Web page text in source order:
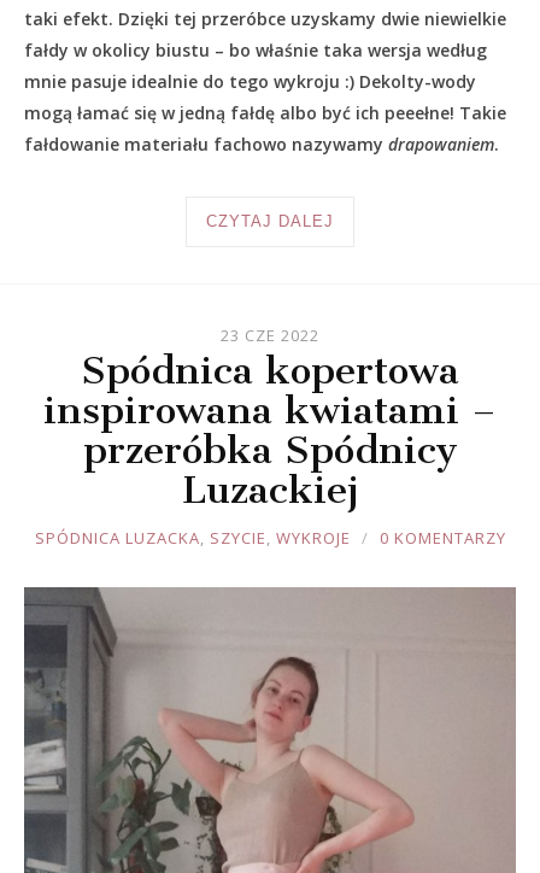
taki efekt. Dzięki tej przeróbce uzyskamy dwie niewielkie
fałdy w okolicy biustu – bo właśnie taka wersja według
mnie pasuje idealnie do tego wykroju :) Dekolty-wody
mogą łamać się w jedną fałdę albo być ich peeełne! Takie
fałdowanie materiału fachowo nazywamy drapowaniem.
CZYTAJ DALEJ
23 CZE 2022
Spódnica kopertowa
inspirowana kwiatami –
przeróbka Spódnicy
Luzackiej
JOULE
SPÓDNICA LUZACKA, SZYCIE, WYKROJE 0 KOMENTARZY